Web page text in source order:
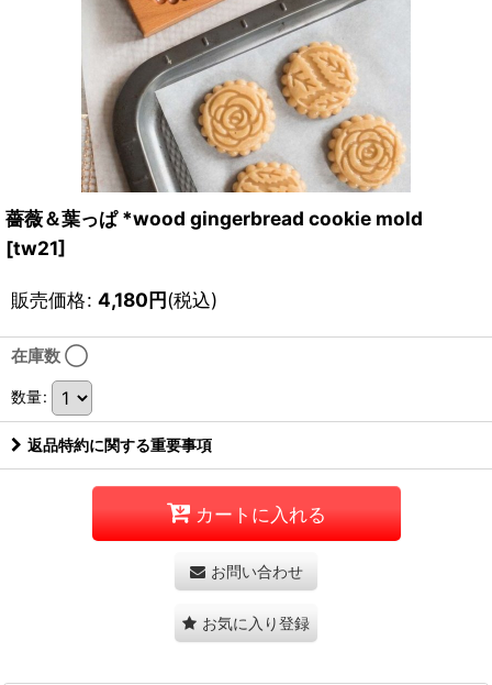
薔薇＆葉っぱ *wood gingerbread cookie mold
[tw21]
販売価格: 4,180円(税込)
在庫数 ◯
数量:
返品特約に関する重要事項
カートに入れる
お問い合わせ
お気に入り登録